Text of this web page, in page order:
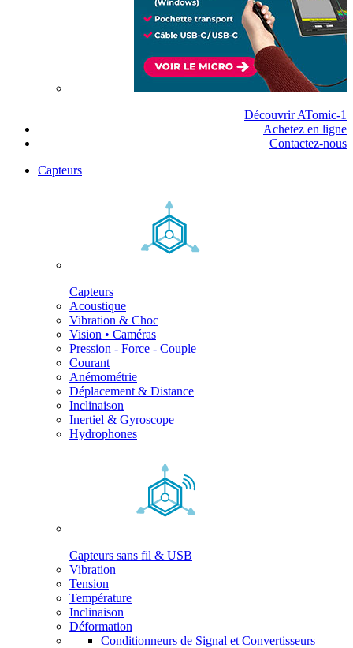
Découvrir ATomic-1
Achetez en ligne
Contactez-nous
Capteurs
Capteurs
Acoustique
Vibration & Choc
Vision • Caméras
Pression - Force - Couple
Courant
Anémométrie
Déplacement & Distance
Inclinaison
Inertiel & Gyroscope
Hydrophones
Capteurs sans fil & USB
Vibration
Tension
Température
Inclinaison
Déformation
Conditionneurs de Signal et Convertisseurs